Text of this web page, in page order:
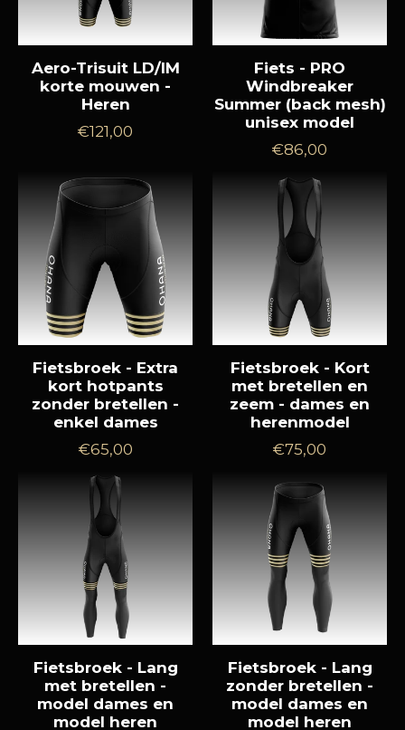
Aero-Trisuit LD/IM
korte mouwen -
Heren
Normale
€121,00
Fiets - PRO
Windbreaker
Summer (back mesh)
unisex model
Normale
€86,00
Fietsbroek - Extra
kort hotpants
zonder bretellen -
enkel dames
Normale
prijs
€65,00
Fietsbroek - Kort
met bretellen en
zeem - dames en
herenmodel
Normale
€75,00
Fietsbroek - Lang
met bretellen -
model dames en
model heren
Fietsbroek - Lang
zonder bretellen -
model dames en
model heren